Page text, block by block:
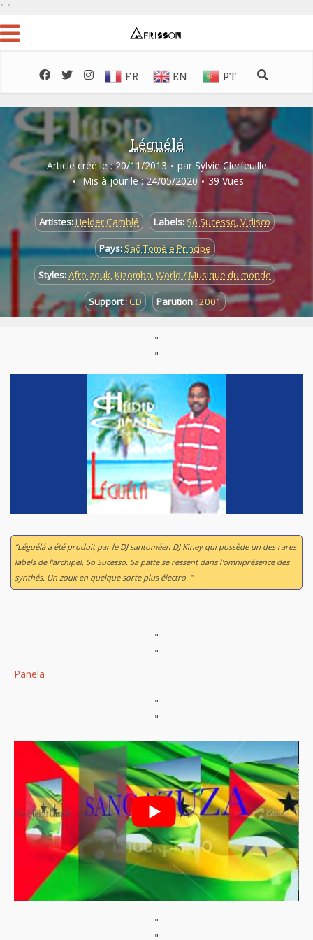
" "
FR EN PT
Léguélá
Article créé le : 20/11/2013 par Sylvie Clerfeuille
Mis à jour le : 24/05/2020
39 Vues
Artistes:Helder Camblé Labels: Só Sucesso,Vidisco
Pays:Saõ Tomé e Principe
Styles:Afro-zouk,Kizomba,World / Musique du monde
Support : CD Parution :2001
"
"
“Léguéláa été produit par le DJ santoméen DJ Kiney qui possède un des rares
labels de l'archipel, So Sucesso. Sa patte se ressent dans l'omniprésence des
synthés. Un zouk en quelque sorte plus électro. ”
"
"
Panela
"
"
"